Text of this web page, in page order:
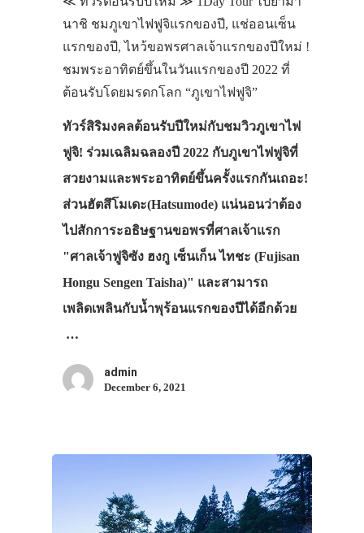
นาชิ ชมภูเขาไฟฟูจิแรกของปี, แช่ออนเซ็น
แรกของปี, ไหว้ขอพรศาลเจ้าแรกของปีใหม่ !
ชมพระอาทิตย์ขึ้นในวันแรกของปี 2022 ที่
ต้อนรับโดยมรดกโลก “ภูเขาไฟฟูจิ”
ทัวร์สิริมงคลต้อนรับปีใหม่กับชมวิวภูเขาไฟ
ฟูจิ! ร่วมเฉลิมฉลองปี 2022 กับภูเขาไฟฟูจิที่
สวยงามและพระอาทิตย์ขึ้นครั้งแรกกันเถอะ!
ส่วนฮัตสึโมเดะ(Hatsumode) แน่นอนว่าต้อง
ไปสักการะอธิษฐานขอพรที่ศาลเจ้าแรก
"ศาลเจ้าฟูจิซัง ฮงกู เซ็นเก็น ไทชะ (Fujisan
Hongu Sengen Taisha)" และสามารถ
เพลิดเพลินกับน้ำพุร้อนแรกของปีได้อีกด้วย
…
admin
December 6, 2021